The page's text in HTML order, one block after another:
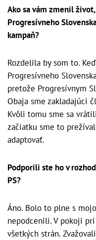
Ako sa vám zmenil
Progresívneho
kampaň?
Rozdelila by som to.
Progresívneho
pretože Progresívnym
Obaja sme zakladajúci
Kvôli tomu sme sa
začiatku sme to
adaptovať.
Podporili ste ho v
PS?
Áno. Bolo to plne s
nepodcenili. V pokoji
všetkých strán.